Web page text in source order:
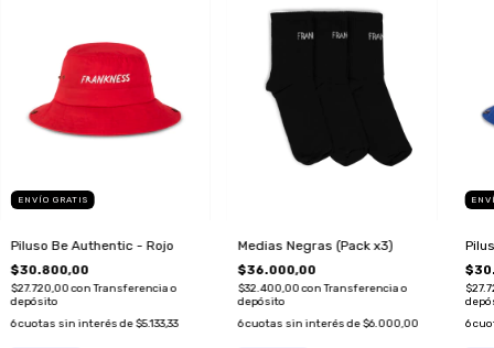
ENVÍO GRATIS
Piluso Be Authentic - Rojo
$30.800,00
$27.720,00con Transferencia o
depósito
6cuotas sin interés de$5.133,33
Medias Negras (Pack x3)
$36.000,00
$32.400,00con Transferencia o
depósito
6cuotas sin interés de$6.000,00
6